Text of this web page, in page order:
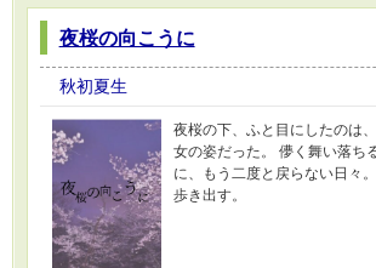
夜桜の向こうに
秋初夏生
夜桜の下、ふと目にしたのは
女の姿だった。 儚く舞い落ち
に、もう二度と戻らない日々
歩き出す。